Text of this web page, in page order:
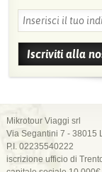
Mikrotour Viaggi srl
Via Segantini 7 - 38015
P.I. 02235540222
iscrizione ufficio di